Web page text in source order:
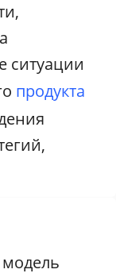
ситуации
продукта